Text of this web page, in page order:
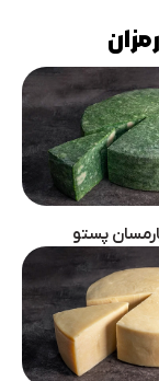
پستو